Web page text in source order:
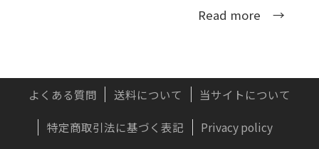
詳しくはこちら
2026/07/22
Read more →
よくある質問 送料について 当サイトについて
特定商取引法に基づく表記 Privacy policy